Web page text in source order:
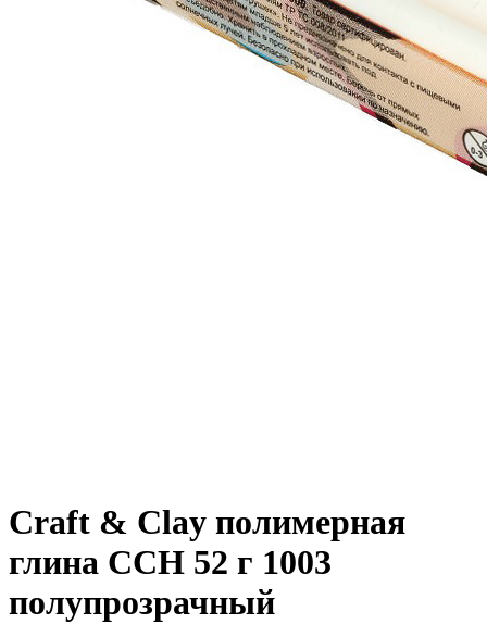
Craft & Clay полимерная
глина CCH 52 г 1003
полупрозрачный